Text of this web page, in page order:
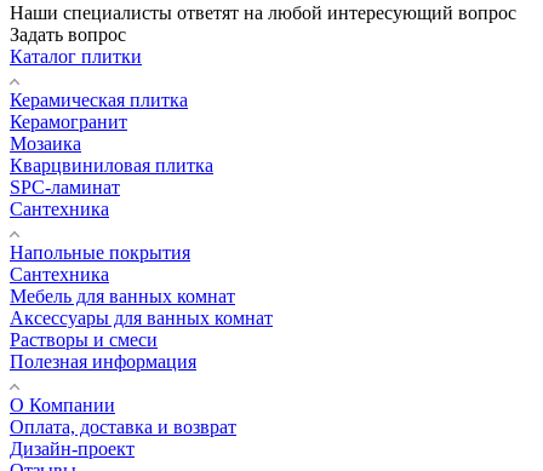
Наши специалисты ответят на любой интересующий вопрос
Задать вопрос
Каталог плитки
Керамическая плитка
Керамогранит
Мозаика
Кварцвиниловая плитка
SPC-ламинат
Сантехника
Напольные покрытия
Сантехника
Мебель для ванных комнат
Аксессуары для ванных комнат
Растворы и смеси
Полезная информация
О Компании
Оплата, доставка и возврат
Дизайн-проект